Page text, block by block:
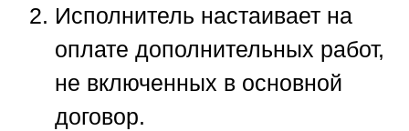
Исполнитель настаивает на
оплате дополнительных работ,
не включенных в основной
договор.